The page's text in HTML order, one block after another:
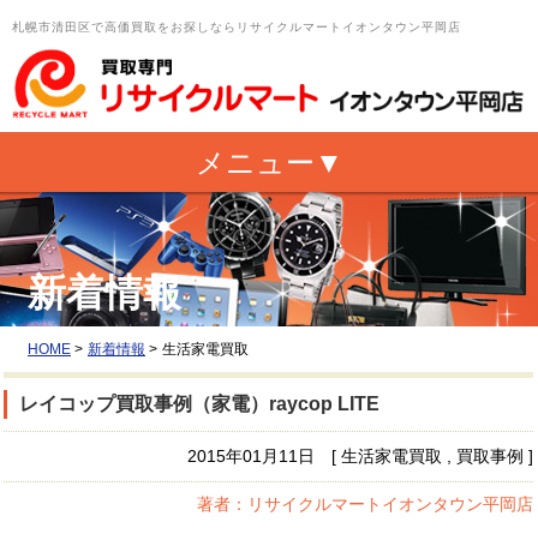
札幌市清田区で高価買取をお探しならリサイクルマートイオンタウン平岡店
新着情報
HOME > 新着情報 > 生活家電買取
レイコップ買取事例（家電）raycop LITE
2015年01月11日 [ 生活家電買取 , 買取事例 ]
著者：リサイクルマートイオンタウン平岡店